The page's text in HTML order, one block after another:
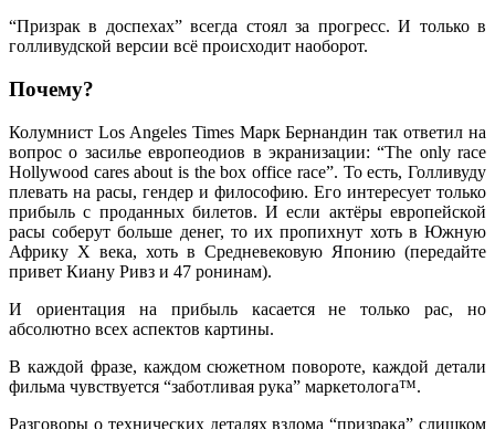
“Призрак в доспехах” всегда стоял за прогресс. И только в
голливудской версии всё происходит наоборот.
Почему?
Колумнист Los Angeles Times Марк Бернандин так ответил на
вопрос о засилье европеодиов в экранизации: “The only race
Hollywood cares about is the box office race”. То есть, Голливуду
плевать на расы, гендер и философию. Его интересует только
прибыль с проданных билетов. И если актёры европейской
расы соберут больше денег, то их пропихнут хоть в Южную
Африку X века, хоть в Средневековую Японию (передайте
привет Киану Ривз и 47 ронинам).
И ориентация на прибыль касается не только рас, но
абсолютно всех аспектов картины.
В каждой фразе, каждом сюжетном повороте, каждой детали
фильма чувствуется “заботливая рука” маркетолога™.
Разговоры о технических деталях взлома “призрака” слишком